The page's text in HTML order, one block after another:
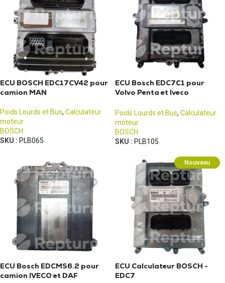
ECU BOSCH EDC17CV42 pour
camion MAN
Poids Lourds et Bus, Calculateur
moteur
BOSCH
SKU : PLB065
ECU Bosch EDC7C1 pour
Volvo Penta et Iveco
Poids Lourds et Bus, Calculateur
moteur
BOSCH
SKU : PLB105
ECU Bosch EDCMS6.2 pour
camion IVECO et DAF
Nouveau
ECU Calculateur BOSCH -
EDC7